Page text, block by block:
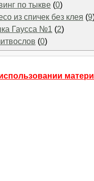
по тыкве (0)
из спичек без клея (9
Гаусса №1 (2)
(0)